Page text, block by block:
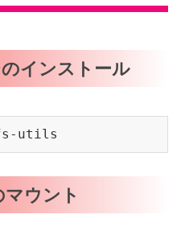
インストール
ウント